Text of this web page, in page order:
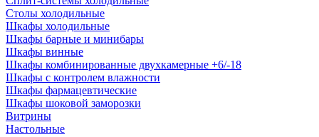
Столы холодильные
Шкафы холодильные
Шкафы барные и минибары
Шкафы винные
Шкафы комбинированные двухкамерные +6/-18
Шкафы с контролем влажности
Шкафы фармацевтические
Шкафы шоковой заморозки
Витрины
Настольные